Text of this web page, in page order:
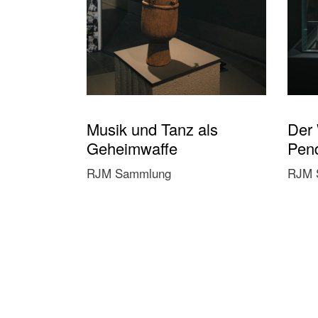
Musik und Tanz als
Geheimwaffe
RJM Sammlung
Der
RJM